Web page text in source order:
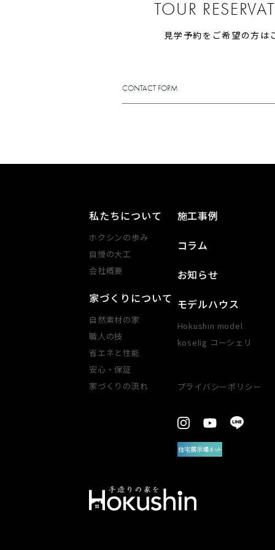
TOUR
見学予約をご希望の方は
CONTACT FORM
私たちについて
ホクシンの歩み
自慢の大工
会社概要
家づくりについて
自然素材の家
職人の技
省エネと性能
安心・​保証​
家づくりの​流れ
施工事例
コラム
お知らせ
モデルハウス
Hokushin model
koselig コーシェリ
プライバシーポリシー